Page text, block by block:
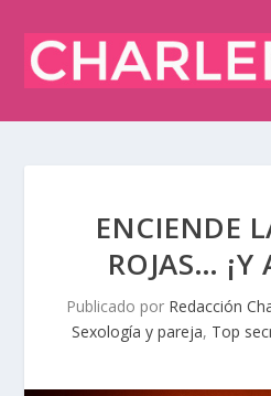
ENCIENDE
ROJAS… ¡Y
Publicado por Redacción
Sexología y pareja, Top